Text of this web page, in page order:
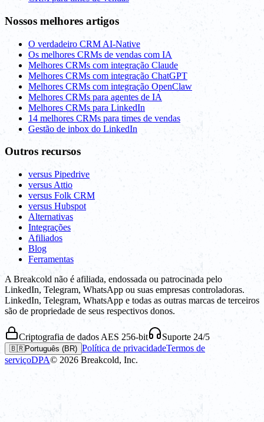
Nossos melhores artigos
O verdadeiro CRM AI-Native
Os melhores CRMs de vendas com IA
Melhores CRMs com integração Claude
Melhores CRMs com integração ChatGPT
Melhores CRMs com integração OpenClaw
Melhores CRMs para agentes de IA
Melhores CRMs para LinkedIn
14 melhores CRMs para times de vendas
Gestão de inbox do LinkedIn
Outros recursos
versus Pipedrive
versus Attio
versus Folk CRM
versus Hubspot
Alternativas
Integrações
Afiliados
Blog
Ferramentas
A Breakcold não é afiliada, endossada ou patrocinada pelo
LinkedIn, Telegram, WhatsApp ou suas empresas controladoras.
LinkedIn, Telegram, WhatsApp e todas as outras marcas de terceiros
são de propriedade de seus respectivos donos.
Criptografia de dados AES 256-bit Suporte 24/5
🇧🇷Português (BR) Política de privacidadeTermos de
serviçoDPA© 2026 Breakcold, Inc.